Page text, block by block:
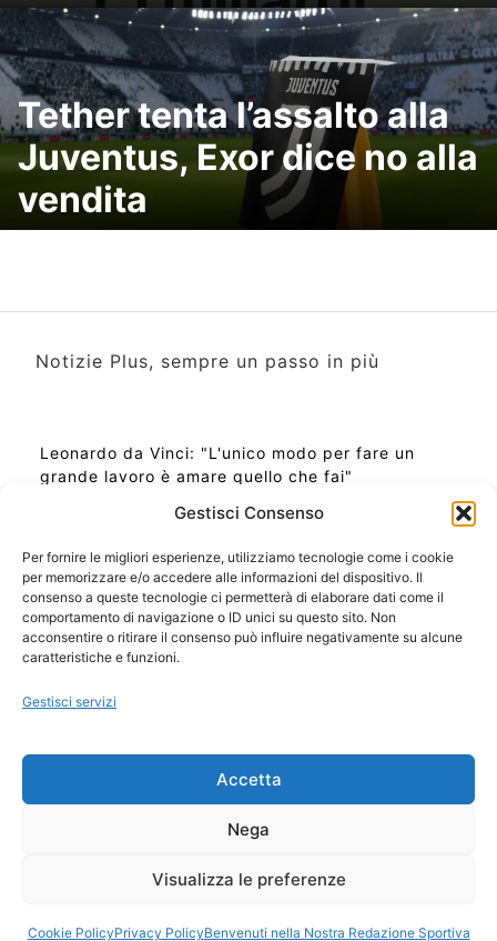
Gestisci Consenso
Per fornire le migliori esperienze, utilizziamo tecnologie come i cookie
per memorizzare e/o accedere alle informazioni del dispositivo. Il
consenso a queste tecnologie ci permetterà di elaborare dati come il
comportamento di navigazione o ID unici su questo sito. Non
acconsentire o ritirare il consenso può influire negativamente su alcune
caratteristiche e funzioni.
Gestisci servizi
Accetta
Nega
Visualizza le preferenze
Cookie PolicyPrivacy PolicyBenvenuti nella Nostra Redazione Sportiva
Tether tenta l’assalto alla
Juventus, Exor dice no alla
vendita
Notizie Plus, sempre un passo in più
Leonardo da Vinci: "L'unico modo per fare un
grande lavoro è amare quello che fai"
Ora Esatta in Italia in questo momento
Ti Senti Strano Ultimamente? Potrebbe Essere per
la Risonanza di Schumann
Come Sapere Se Stai Ascendendo alla Quinta
Copyright 2026 NotiziePlus.com
📰 Contenuto Umano Verificato
Privacy Coockie
Pubblicità